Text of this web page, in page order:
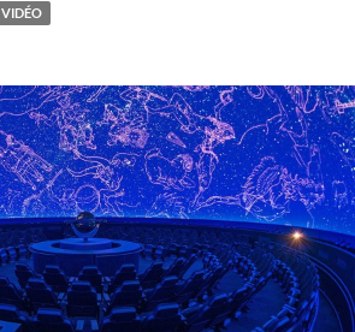
VIDÉO